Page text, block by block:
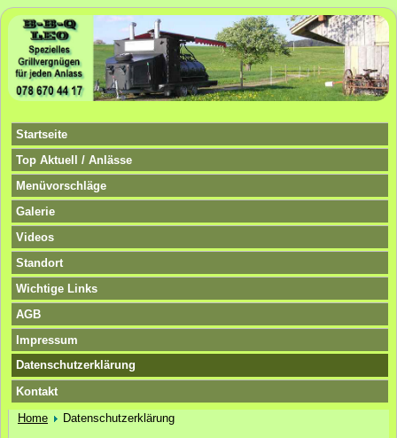
Startseite
Top Aktuell / Anlässe
Menüvorschläge
Galerie
Videos
Standort
Wichtige Links
AGB
Impressum
Datenschutzerklärung
Kontakt
Home
Datenschutzerklärung